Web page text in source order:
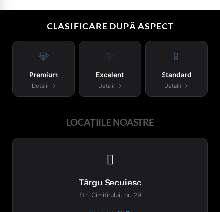
CLASIFICARE DUPĂ ASPECT
💎
Premium
Detalii →
✨
Excelent
Detalii →
📱
Standard
Detalii →
LOCAȚIILE NOASTRE

Târgu Secuiesc
Str. Cimitirului, nr. 29